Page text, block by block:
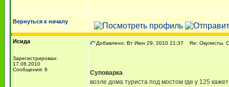
Вернуться к началу
Исида
Зарегистрирован:
17.06.2010
Сообщения: 8
Добавлено: Вт Июн 29, 2010 21:37 Re: Окулисты.
Суповарка
возле дома туриста под мостом где у 125